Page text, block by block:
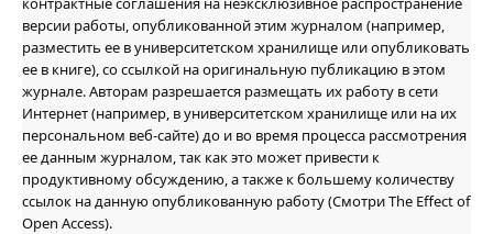
версии работы, опубликованной этим журналом (например,
разместить ее в университетском хранилище или опубликовать
ее в книге), со ссылкой на оригинальную публикацию в этом
журнале. Авторам разрешается размещать их работу в сети
Интернет (например, в университетском хранилище или на их
персональном веб-сайте) до и во время процесса рассмотрения
ее данным журналом, так как это может привести к
продуктивному обсуждению, а также к большему количеству
ссылок на данную опубликованную работу (Смотри The Effect of
Open Access).